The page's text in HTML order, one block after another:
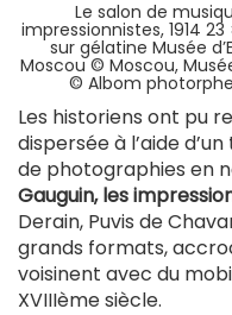
Le salon de
impressionnistes, 1914
sur gélatine Musée
Moscou © Moscou,
© Albom
Les historiens ont pu
disperséeà l’aide
de photographies en
Gauguin, les
Derain, Puvis de
grands formats,
voisinent avec du
XVIIIème siècle.